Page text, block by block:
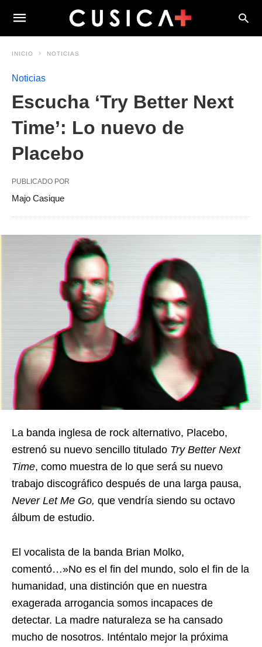
INICIO NOTICIAS
Noticias
Escucha ‘Try Better Next
Time’: Lo nuevo de
Placebo
PUBLICADO POR
Majo Casique
La banda inglesa de rock alternativo, Placebo,
estrenó su nuevo sencillo titulado Try Better Next
Time, como muestra de lo que será su nuevo
trabajo discográfico después de una larga pausa,
Never Let Me Go, que vendría siendo su octavo
álbum de estudio.
El vocalista de la banda Brian Molko,
comentó…»No es el fin del mundo, solo el fin de la
humanidad, una distinción que en nuestra
exagerada arrogancia somos incapaces de
detectar. La madre naturaleza se ha cansado
mucho de nosotros. Inténtalo mejor la próxima